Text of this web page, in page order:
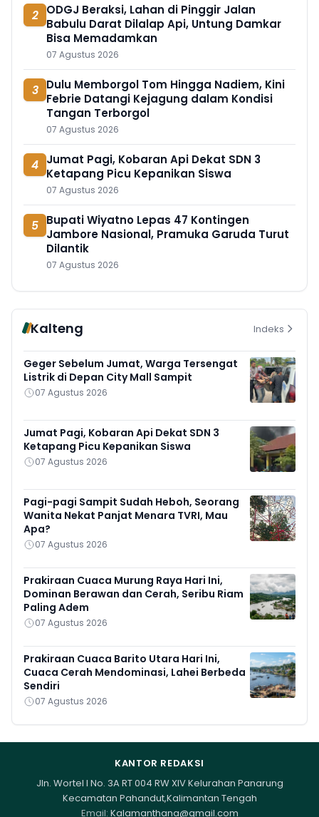
2 ODGJ Beraksi, Lahan di Pinggir Jalan
Babulu Darat Dilalap Api, Untung Damkar
Bisa Memadamkan
07 Agustus 2026
3 Dulu Memborgol Tom Hingga Nadiem, Kini
Febrie Datangi Kejagung dalam Kondisi
Tangan Terborgol
07 Agustus 2026
4 Jumat Pagi, Kobaran Api Dekat SDN 3
Ketapang Picu Kepanikan Siswa
07 Agustus 2026
5 Bupati Wiyatno Lepas 47 Kontingen
Jambore Nasional, Pramuka Garuda Turut
Dilantik
07 Agustus 2026
Kalteng Indeks
Geger Sebelum Jumat, Warga Tersengat
Listrik di Depan City Mall Sampit
07 Agustus 2026
Jumat Pagi, Kobaran Api Dekat SDN 3
Ketapang Picu Kepanikan Siswa
07 Agustus 2026
Pagi-pagi Sampit Sudah Heboh, Seorang
Wanita Nekat Panjat Menara TVRI, Mau
Apa?
07 Agustus 2026
Prakiraan Cuaca Murung Raya Hari Ini,
Dominan Berawan dan Cerah, Seribu Riam
Paling Adem
07 Agustus 2026
Prakiraan Cuaca Barito Utara Hari Ini,
Cuaca Cerah Mendominasi, Lahei Berbeda
Sendiri
07 Agustus 2026
KANTOR REDAKSI
Jln. Wortel I No. 3A RT 004 RW XIV Kelurahan Panarung
Kecamatan Pahandut,Kalimantan Tengah
Email: Kalamanthana@gmail.com